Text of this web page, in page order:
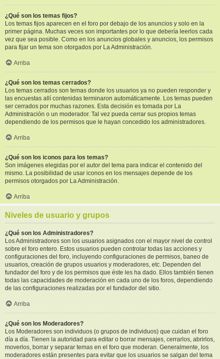
¿Qué son los temas fijos?
Los temas fijos aparecen en el foro por debajo de los anuncios y solo en la
primer página. Muchas veces son importantes por lo que debería leerlos cada
vez que sea posible. Como en los anuncios globales y anuncios, los permisos
para fijar un tema son otorgados por La Administración.
Arriba
¿Qué son los temas cerrados?
Los temas cerrados son temas donde los usuarios ya no pueden responder y
las encuestas allí contenidas terminaron automáticamente. Los temas pueden
ser cerrados por muchas razones. Esta decisión es tomada por La
Administración o un moderador. Tal vez pueda cerrar sus propios temas
dependiendo de los permisos que le hayan concedido los administradores.
Arriba
¿Qué son los iconos para los temas?
Son imágenes elegidas por el autor del tema para indicar el contenido del
mismo. La posibilidad de usar iconos en los mensajes depende de los
permisos otorgados por La Administración.
Arriba
Niveles de usuario y grupos
¿Qué son los Administradores?
Los Administradores son los usuarios asignados con el mayor nivel de control
sobre el foro entero. Estos usuarios pueden controlar todas las acciones y
configuraciones del foro, incluyendo configuraciones de permisos, baneo de
usuarios, creación de grupos usuarios y moderadores, etc. Dependen del
fundador del foro y de los permisos que éste les ha dado. Ellos también tienen
todas las capacidades de moderación en cada uno de los foros, dependiendo
de las configuraciones realizadas por el fundador del sitio.
Arriba
¿Qué son los Moderadores?
Los Moderadores son individuos (o grupos de individuos) que cuidan el foro
día a día. Tienen la autoridad para editar o borrar mensajes, cerrarlos, abrirlos,
moverlos, borrar y separar temas en el foro que moderan. Generalmente, los
moderadores están presentes para evitar que los usuarios se salgan del tema